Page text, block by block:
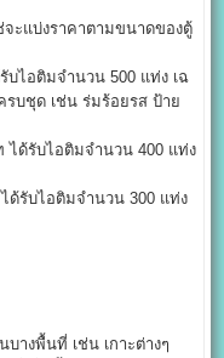
ะแบ่งราคาตามขนาดของตู้
ไอติมจำนวน 500 แท่ง เฉ
บชุด เช่น ร่มร้อยรส ป้าย
ด้รับไอติมจำนวน 400 แท่ง
รับไอติมจำนวน 300 แท่ง
งพื้นที่ เช่น เกาะต่างๆ